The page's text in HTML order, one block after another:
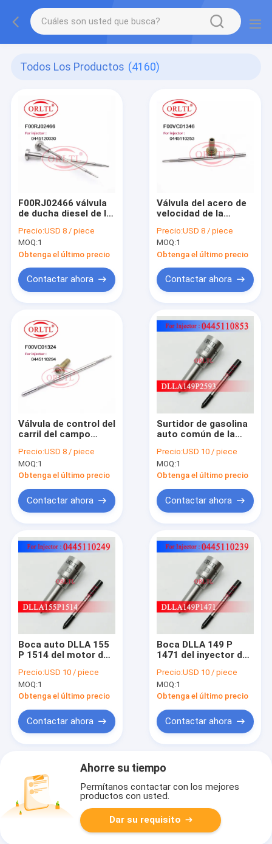
Todos Los Productos (4160)
F00RJ02466 válvula
de ducha diesel de la
F00R J02 466 F 00R
J02 466 para el
HOMBRE 0445120061
0445120274
Precio:USD 8 / piece
MOQ:1
Obtenga el último precio
Contactar ahora
Válvula del acero de
velocidad de la
F 00V C01 346 del
combustible diesel
F00VC01346 para
HYUNDAI 0445110257
Precio:USD 8 / piece
MOQ:1
Obtenga el último precio
Contactar ahora
Válvula de control del
carril del campo
F00V C01 324 F 00V
C01 324 de los
recambios de ORLTL
inyector 0445110294
de For BOS
Precio:USD 8 / piece
MOQ:1
Obtenga el último precio
Contactar ahora
Surtidor de gasolina
auto común de la
(0 433 172 593) del
inyector del carril de
ORLTL DLLA 149 P
853
Precio:USD 10 / piece
MOQ:1
Obtenga el último precio
Contactar ahora
Boca auto DLLA 155
P 1514 del motor de
DLLA155P1514 (0
433 191 935) del
inyector de
ORLTL para Mazda 0
445 110 249
Precio:USD 10 / piece
MOQ:1
Obtenga el último precio
Contactar ahora
Boca DLLA 149 P
1471 del inyector del
DLLA149P1471 (0
433 171 914) de la
niebla de ORLTL para
239
Precio:USD 10 / piece
MOQ:1
Obtenga el último precio
Contactar ahora
Ahorre su tiempo
Permítanos contactar con los mejores
productos con usted.
Dar su requisito